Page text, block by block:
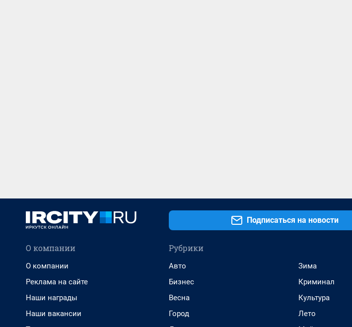
Подписаться на новости
О компании
О компании
Реклама на сайте
Наши награды
Наши вакансии
Рубрики
Авто
Бизнес
Весна
Город
Зима
Криминал
Культура
Лето